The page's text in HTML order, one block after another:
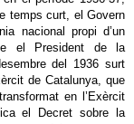
temps curt, el Govern
nacional propi d’un
el President de la
del 1936 surt
de Catalunya, que
en l’Exèrcit
el Decret sobre la